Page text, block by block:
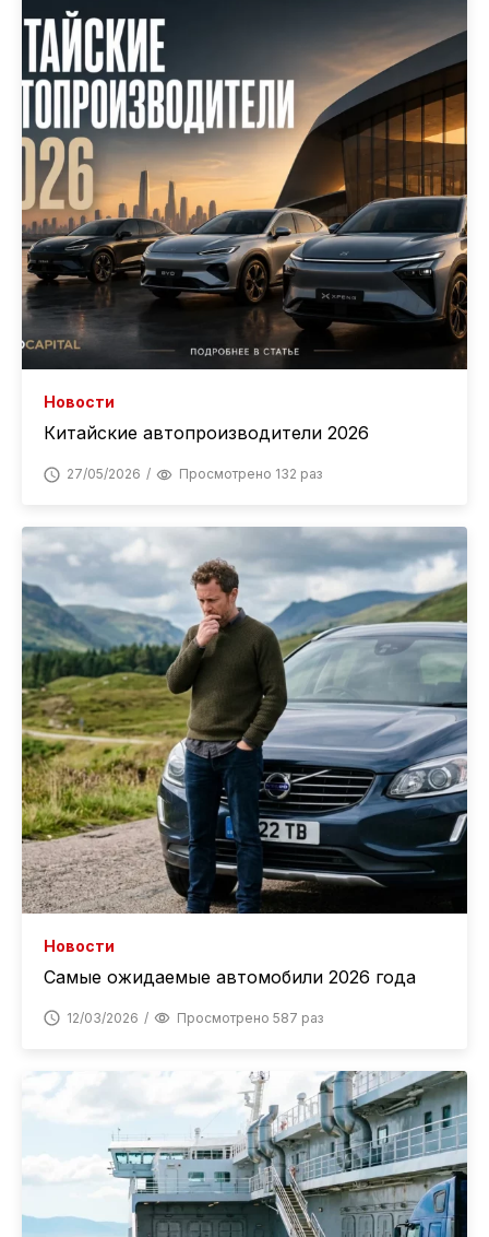
Новости
Китайские автопроизводители 2026
27/05/2026 Просмотрено 132 раз
Новости
Самые ожидаемые автомобили 2026 года
12/03/2026 Просмотрено 587 раз